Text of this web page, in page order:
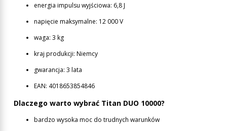
energia impulsu wyjściowa: 6,8 J
napięcie maksymalne: 12 000 V
waga: 3 kg
kraj produkcji: Niemcy
gwarancja: 3 lata
EAN: 4018653854846
Dlaczego warto wybrać Titan DUO 10000?
bardzo wysoka moc do trudnych warunków